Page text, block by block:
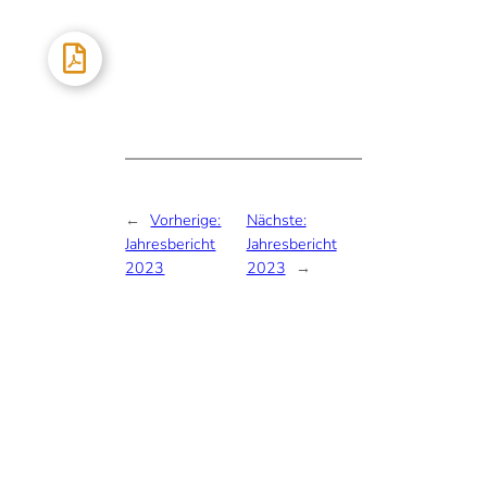
←
Vorherige:
Jahresbericht
2023
Nächste:
Jahresbericht
2023
→